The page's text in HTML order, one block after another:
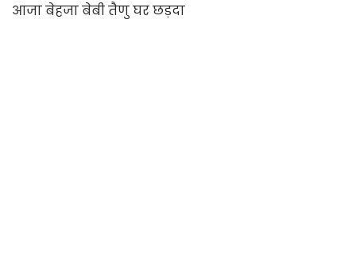
आजा बेहजा बेबी तैणु घर छड़दा